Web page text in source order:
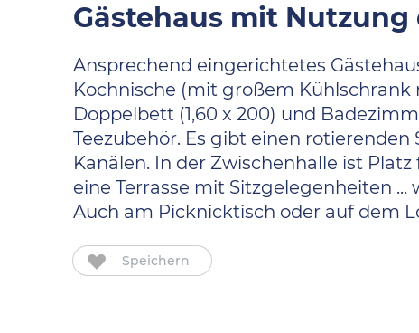
Gästehaus mit
Ansprechend eingerichtetes
Kochnische (mit großem
Doppelbett (1,60 x 200) und
Teezubehör. Es gibt einen
Kanälen. In der Zwischenhalle ist
eine Terrasse mit Sitzgelegenheiten
Auch am Picknicktisch oder auf dem
Speichern